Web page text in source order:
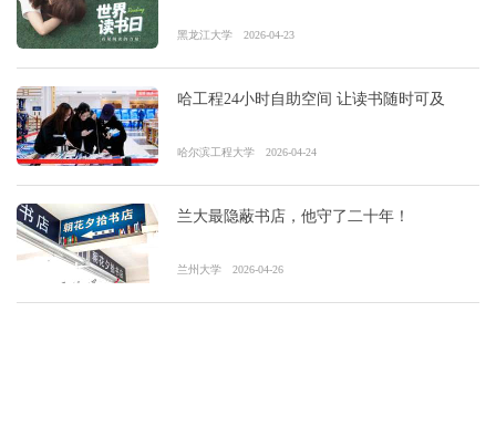
黑龙江大学 2026-04-23
哈工程24小时自助空间 让读书随时可及
哈尔滨工程大学 2026-04-24
兰大最隐蔽书店，他守了二十年！
兰州大学 2026-04-26